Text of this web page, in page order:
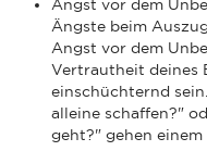
Angst vor dem
Ängste beim
Angst vor dem
Vertrautheit deines
einschüchternd
alleine schaffen?"
geht?" gehen